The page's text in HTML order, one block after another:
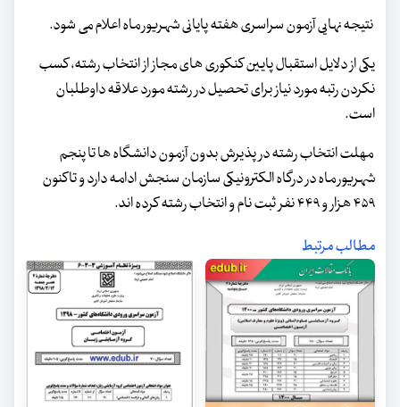
نتیجه نهایی آزمون سراسری هفته پایانی شهریور ماه اعلام می شود.
یکی از دلایل استقبال پایین کنکوری های مجاز از انتخاب رشته، کسب
نکردن رتبه مورد نیاز برای تحصیل در رشته مورد علاقه داوطلبان
است.
مهلت انتخاب رشته در پذیرش بدون آزمون دانشگاه ها تا پنجم
شهریور ماه در درگاه الکترونیکی سازمان سنجش ادامه دارد و تاکنون
۴۵۹ هزار و ۴۴۹ نفر ثبت نام و انتخاب رشته کرده اند.
مطالب مرتبط